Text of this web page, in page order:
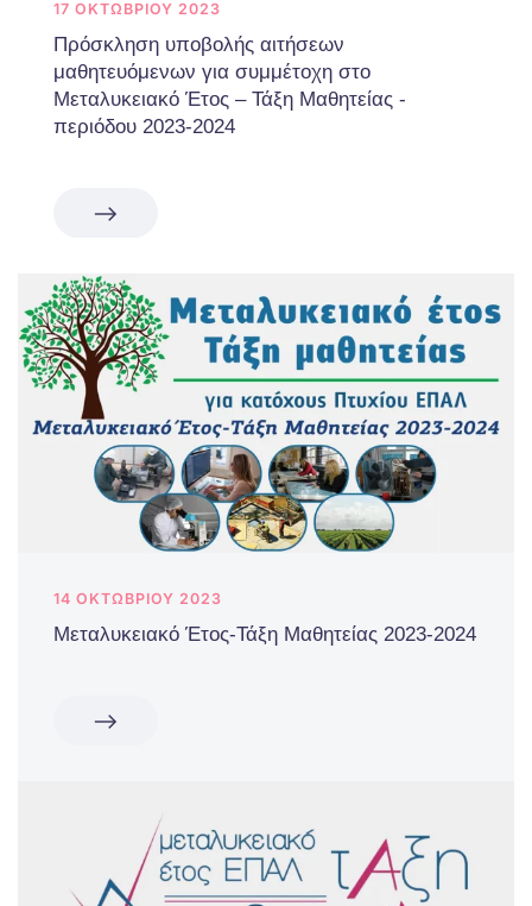
17 ΟΚΤΩΒΡΊΟΥ 2023
Πρόσκληση υποβολής αιτήσεων
μαθητευόμενων για συμμέτοχη στο
Μεταλυκειακό Έτος – Τάξη Μαθητείας -
περιόδου 2023-2024
14 ΟΚΤΩΒΡΊΟΥ 2023
Μεταλυκειακό Έτος-Τάξη Μαθητείας 2023-2024